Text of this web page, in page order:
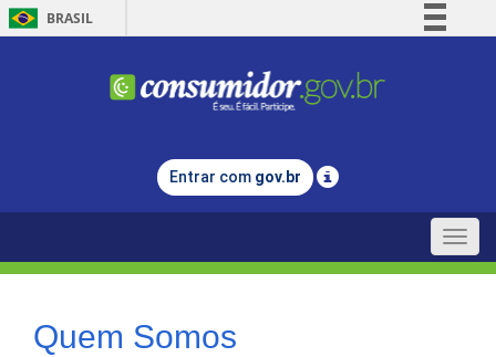
BRASIL
Comunica BR
Legislação
Entrar com gov.br
Toggle
Quem Somos